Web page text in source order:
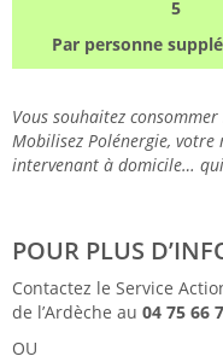
5
Par personne
Vous souhaitez
Mobilisez Polénergie,
intervenant à domicile…
POUR PLUS
Contactez le Service
de l’Ardèche au 04 75 66
OU